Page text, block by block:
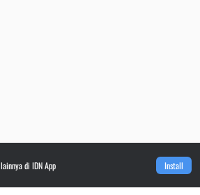
lainnya di IDN App Install